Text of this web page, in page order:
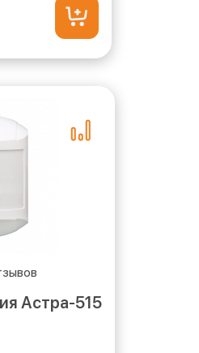
Астра-515